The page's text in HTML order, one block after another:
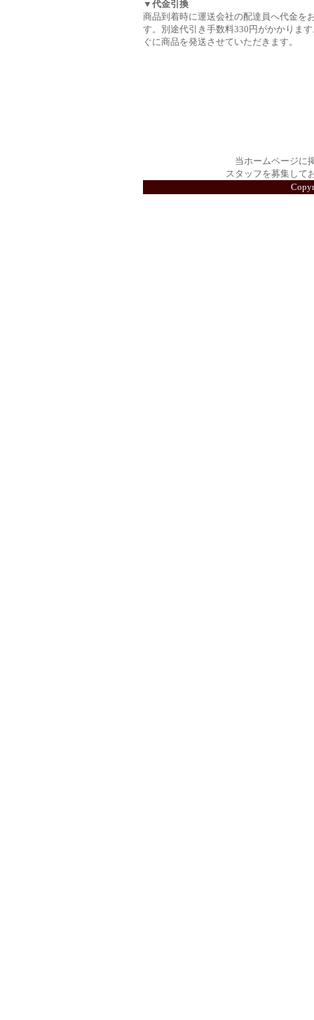
▼代金引換
商品到着時に運送会社の配達員へ代金を
す。別途代引き手数料330円がかかりま
ぐに商品を発送させていただきます。
当ホームページに
スタッフを募集して